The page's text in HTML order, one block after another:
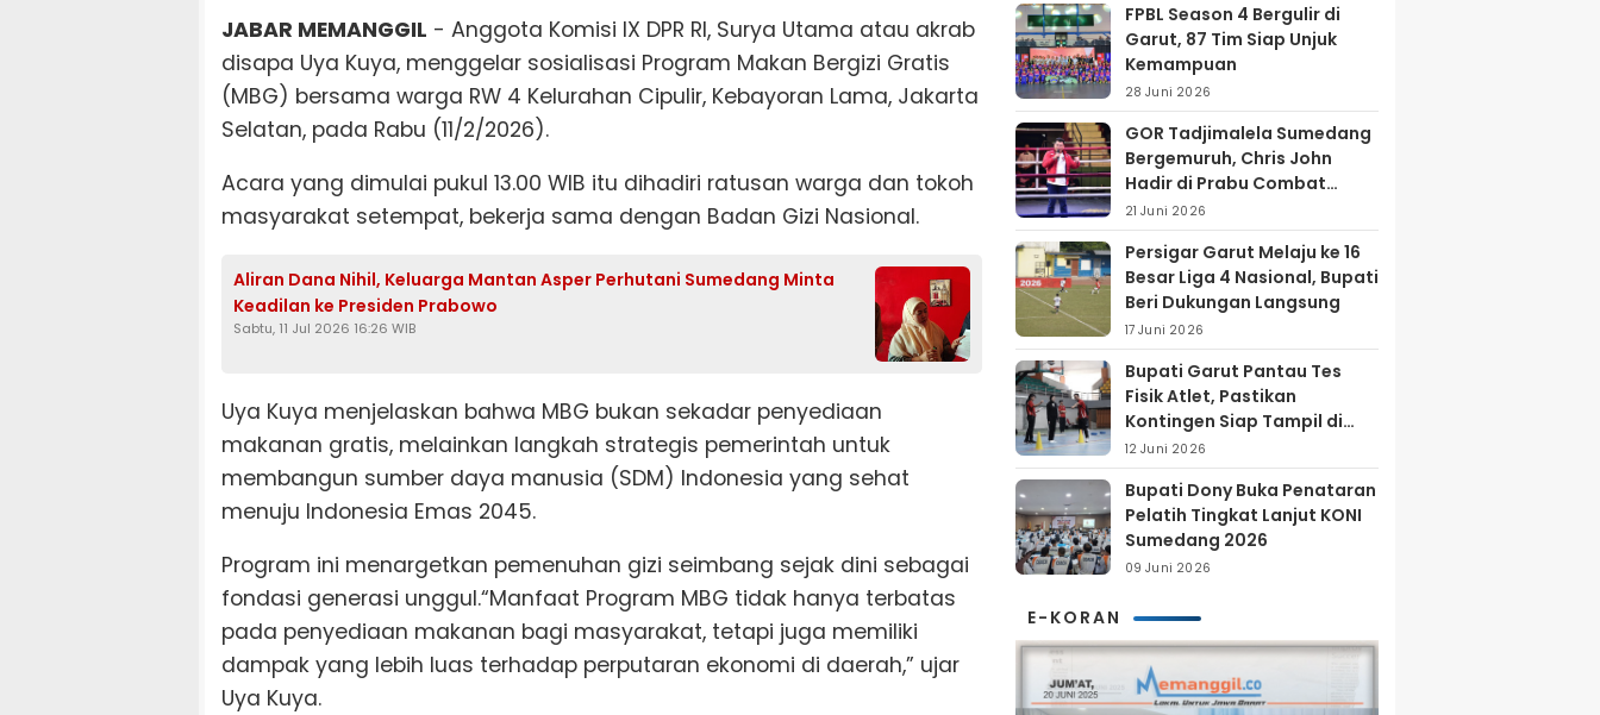
JABAR MEMANGGIL - Anggota Komisi IX DPR RI, Surya Utama atau akrab
disapa Uya Kuya, menggelar sosialisasi Program Makan Bergizi Gratis
(MBG) bersama warga RW 4 Kelurahan Cipulir, Kebayoran Lama, Jakarta
Selatan, pada Rabu (11/2/2026).
Acara yang dimulai pukul 13.00 WIB itu dihadiri ratusan warga dan tokoh
masyarakat setempat, bekerja sama dengan Badan Gizi Nasional.
Aliran Dana Nihil, Keluarga Mantan Asper Perhutani Sumedang Minta
Keadilan ke Presiden Prabowo
Sabtu, 11 Jul 2026 16:26 WIB
Uya Kuya menjelaskan bahwa MBG bukan sekadar penyediaan
makanan gratis, melainkan langkah strategis pemerintah untuk
membangun sumber daya manusia (SDM) Indonesia yang sehat
menuju Indonesia Emas 2045.
Program ini menargetkan pemenuhan gizi seimbang sejak dini sebagai
fondasi generasi unggul.“Manfaat Program MBG tidak hanya terbatas
pada penyediaan makanan bagi masyarakat, tetapi juga memiliki
dampak yang lebih luas terhadap perputaran ekonomi di daerah,” ujar
Uya Kuya.
FPBL Season 4 Bergulir di
Garut, 87 Tim Siap Unjuk
Kemampuan
28 Juni 2026
GOR Tadjimalela Sumedang
Bergemuruh, Chris John
Hadir di Prabu Combat
Series 2026
21 Juni 2026
Persigar Garut Melaju ke 16
Besar Liga 4 Nasional, Bupati
Beri Dukungan Langsung
17 Juni 2026
Bupati Garut Pantau Tes
Fisik Atlet, Pastikan
Kontingen Siap Tampil di
Porprov 2026
12 Juni 2026
Bupati Dony Buka Penataran
Pelatih Tingkat Lanjut KONI
Sumedang 2026
09 Juni 2026
E-KORAN